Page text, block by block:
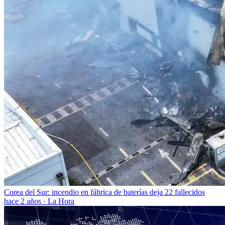
Corea del Sur: incendio en fábrica de baterías deja 22 fallecidos
hace 2 años · La Hora